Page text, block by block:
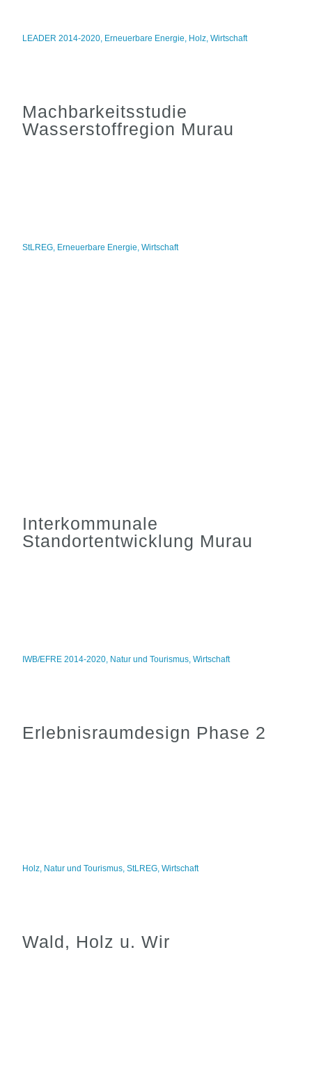
LEADER 2014-2020, Erneuerbare Energie, Holz,Wirtschaft
Machbarkeitsstudie
Wasserstoffregion Murau
StLREG, Erneuerbare Energie,Wirtschaft
Interkommunale
Standortentwicklung Murau
IWB/EFRE 2014-2020, Natur und Tourismus,Wirtschaft
Erlebnisraumdesign Phase 2
Holz, Natur und Tourismus,StLREG,Wirtschaft
Wald, Holz u. Wir